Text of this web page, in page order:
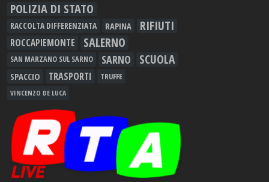
POLIZIA DI STATO
RACCOLTA DIFFERENZIATA RAPINA RIFIUTI
ROCCAPIEMONTE SALERNO
SAN MARZANO SUL SARNO SARNO SCUOLA
SPACCIO TRASPORTI TRUFFE
VINCENZO DE LUCA